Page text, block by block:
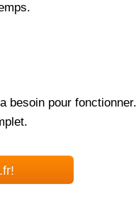
besoin pour